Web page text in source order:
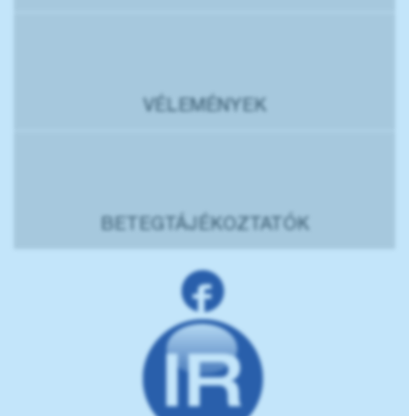
VÉLEMÉNYEK
BETEGTÁJÉKOZTATÓK